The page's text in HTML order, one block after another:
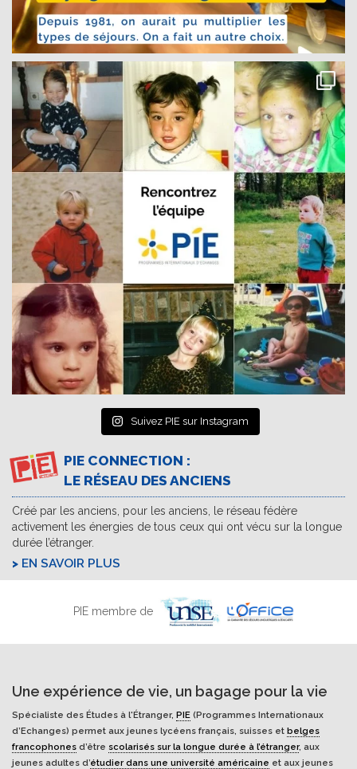
Suivez PIE sur Instagram
PIE CONNECTION :
LE RÉSEAU DES ANCIENS
Créé par les anciens, pour les anciens, le réseau fédère
activement les énergies de tous ceux qui ont vécu sur la longue
durée l’étranger.
EN SAVOIR PLUS
PIE membre de
Une expérience de vie, un bagage pour la vie
Spécialiste des Études à l'Étranger, PIE (Programmes Internationaux
d’Echanges) permet aux jeunes lycéens français, suisses et belges
francophones d’être scolarisés sur la longue durée à l’étranger, aux
jeunes adultes d’étudier dans une université américaine et aux jeunes